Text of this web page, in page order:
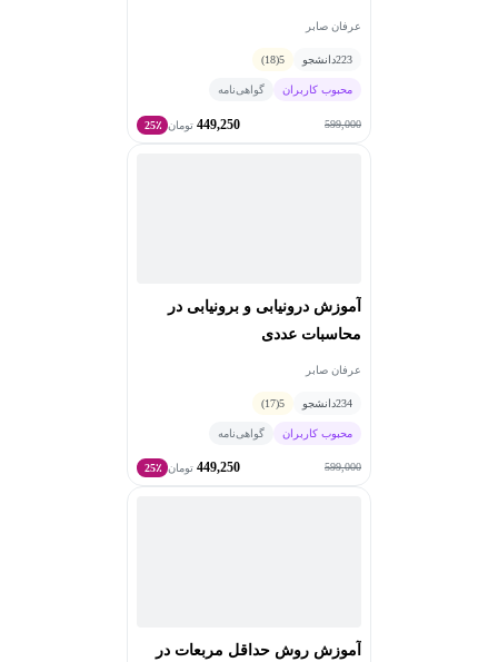
عرفان صابر
223دانشجو 5
(18)
محبوب کاربران گواهی‌نامه
599,000
449,250 تومان 25٪
آموزش درونیابی و برونیابی در
محاسبات عددی
عرفان صابر
234دانشجو 5
(17)
محبوب کاربران گواهی‌نامه
599,000
449,250 تومان 25٪
آموزش روش حداقل مربعات در